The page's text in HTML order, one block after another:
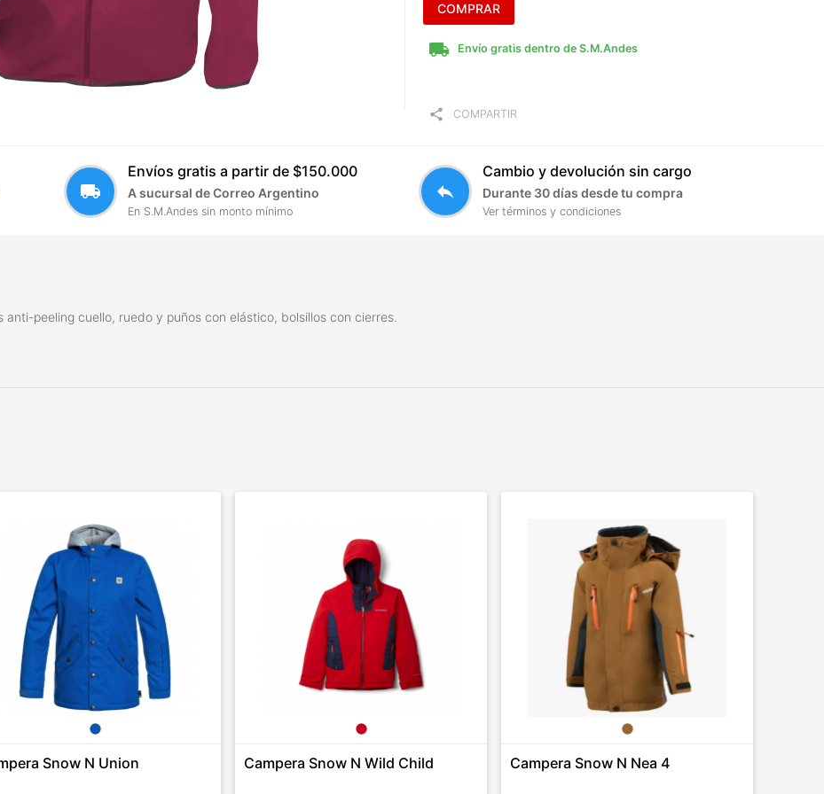
COMPRAR
local_shipping Envío gratis dentro de S.M.Andes
share COMPARTIR
local_shipping
Envíos gratis a partir de $150.000
A sucursal de Correo Argentino
En S.M.Andes sin monto mínimo
reply
Cambio y devolución sin cargo
Durante 30 días desde tu compra
Ver términos y condiciones
peeling cuello, ruedo y puños con elástico, bolsillos con cierres.
Snow N Union Campera Snow N Wild Child Campera Snow N Nea 4